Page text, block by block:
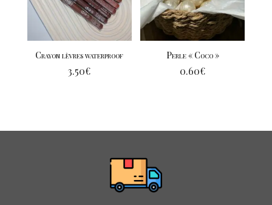
Crayon lèvres waterproof
3.50€
Perle « Coco »
0.60€